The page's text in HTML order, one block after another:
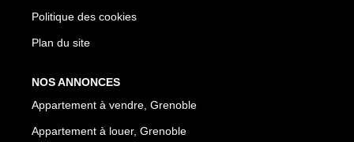
Politique des cookies
Plan du site
NOS ANNONCES
Appartement à vendre, Grenoble
Appartement à louer, Grenoble